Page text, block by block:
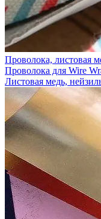
Проволока, листовая
Проволока для Wire
Листовая медь,